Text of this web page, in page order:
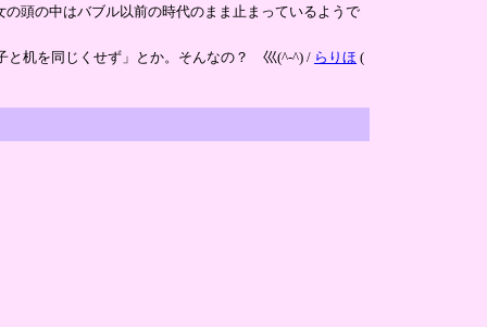
頭の中はバブル以前の時代のまま止まっているようで
机を同じくせず」とか。そんなの？ 巛(^-^) / らりほ (